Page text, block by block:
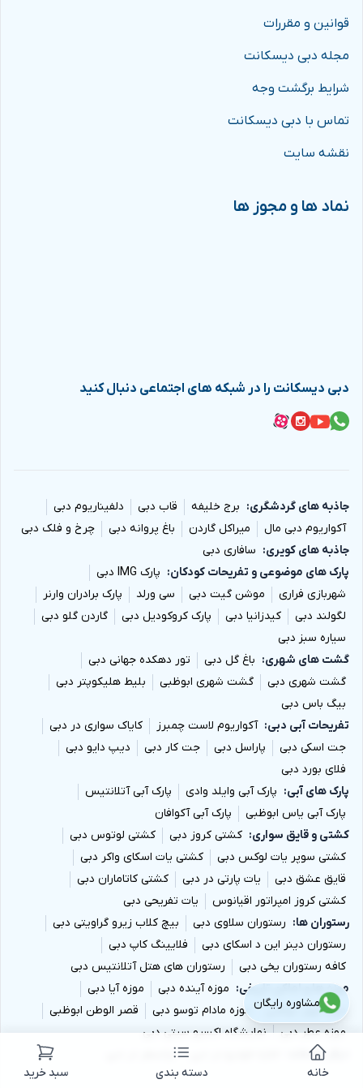
قوانین و مقررات
مجله دبی دیسکانت
شرایط برگشت وجه
تماس با دبی دیسکانت
نقشه سایت
نماد ها و مجوز ها
دبی دیسکانت را در شبکه های اجتماعی دنبال کنید
جاذبه های گردشگری برج خلیفه قاب دبی
دلفیناریوم دبی
آکواریوم دبی مال
میراکل گاردن باغ پروانه دبی
چرخ و فلک دبی
جاذبه های کویری
سافاری دبی
پارک های موضوعی و تفریحات کودکان
پارک IMG دبی
شهربازی فراری
موشن گیت دبی سی ورلد
پارک برادران وارنر
لگولند دبی
کیدزانیا دبی پارک کروکودیل دبی
گاردن گلو دبی
سیاره سبز دبی
گشت های شهری
باغ گل دبی
تور دهکده جهانی دبی
گشت شهری دبی
گشت شهری ابوظبی
بلیط هلیکوپتر دبی
بیگ باس دبی
تفریحات آبی دبی
آکواریوم لاست چمبرز
کایاک سواری در دبی
جت اسکی دبی
پاراسل دبی جت کار دبی
دیپ دایو دبی
فلای بورد دبی
پارک های آبی
پارک آبی وایلد وادی
پارک آبی آتلانتیس
پارک آبی یاس ابوظبی
پارک آبی آکوافان
کشتی و قایق سواری
کشتی کروز دبی
کشتی لوتوس دبی
کشتی سوپر یات لوکس دبی
کشتی یات اسکای واکر دبی
قایق عشق دبی
یات پارتی در دبی
کشتی کاتاماران دبی
کشتی کروز امپراتور اقیانوس
یات تفریحی دبی
رستوران ها
رستوران سلاوی دبی
بیچ کلاب زیرو گراویتی دبی
رستوران دینر این د اسکای دبی
فلایینگ کاپ دبی
کافه رستوران یخی دبی
رستوران های هتل آتلانتیس دبی
موزه ها و اماکن تاریخی
موزه آینده دبی
موزه آیا دبی
موزه لوور ابوظبی
موزه مادام توسو دبی
قصر الوطن ابوظبی
موزه عطر دبی
نمایشگاه اکسپو سیتی دبی
دیگر خدمات
ترانسفر در دبی
مشاوره رایگان
خانه دسته بندی سبد خرید